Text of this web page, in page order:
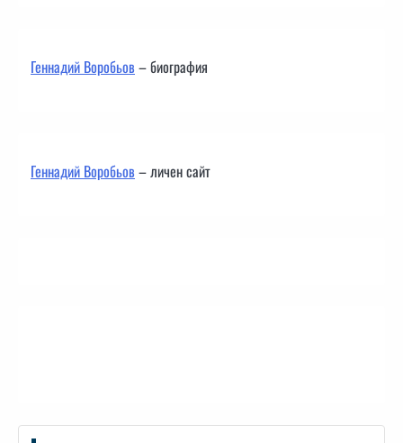
Геннадий Воробьов– биография
Геннадий Воробьов– личен сайт